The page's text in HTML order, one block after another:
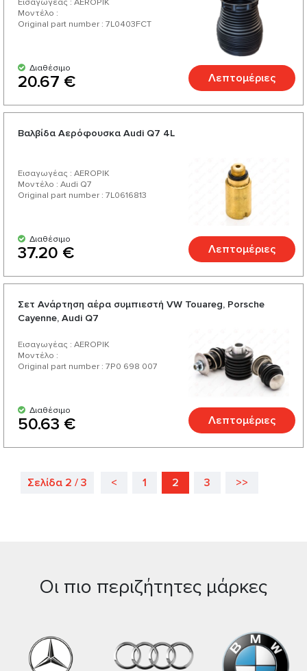
Εισαγωγέας : AEROPIK
Μοντέλο :
Original part number : 7L0403FCT
Διαθέσιμο
20.67 € Λεπτομέριες
Βαλβίδα Aερόφουσκα Audi Q7 4L
Εισαγωγέας : AEROPIK
Μοντέλο : Audi Q7
Original part number : 7L0616813
Διαθέσιμο
37.20 € Λεπτομέριες
Σετ Ανάρτηση αέρα συμπιεστή VW Touareg, Porsche
Cayenne, Audi Q7
Εισαγωγέας : AEROPIK
Μοντέλο :
Original part number : 7P0 698 007
Διαθέσιμο
50.63 € Λεπτομέριες
Σελίδα 2 / 3 < 1 2 3 >>
Οι πιο περιζήτητες μάρκες